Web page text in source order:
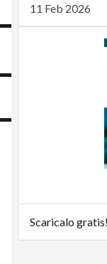
Compliance
Corporate
11 Feb 2026
Scaricalo gratis!